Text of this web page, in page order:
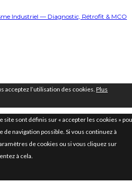
Industriel — Diagnostic, Rétrofit & MCO
acceptez l’utilisation des cookies. Plus
site sont définis sur « accepter les cookies »
navigation possible. Si vous continuez à
de cookies ou si vous cliquez sur
à cela.